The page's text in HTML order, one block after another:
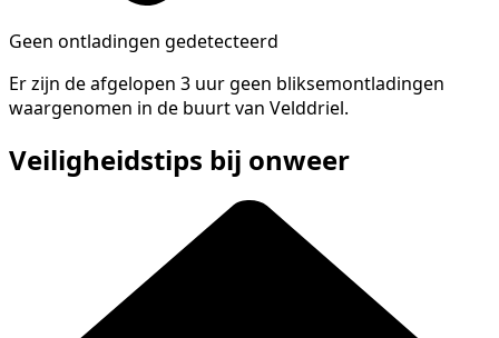
Geen ontladingen gedetecteerd
Er zijn de afgelopen 3 uur geen bliksemontladingen
waargenomen in de buurt van Velddriel.
Veiligheidstips bij onweer